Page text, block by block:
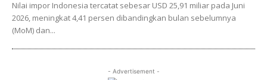
Nilai impor Indonesia tercatat sebesar USD 25,91 miliar pada Juni
2026, meningkat 4,41 persen dibandingkan bulan sebelumnya
(MoM) dan...
- Advertisement -